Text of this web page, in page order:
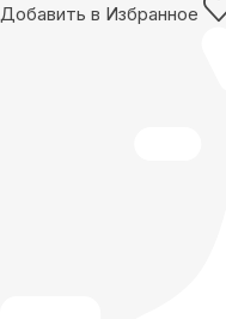
Добавить в Избранное